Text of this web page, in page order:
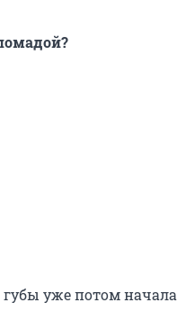
уже потом начала